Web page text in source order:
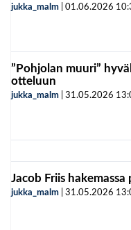
jukka_malm 01.06.2026
”Pohjolan muuri”
otteluun
jukka_malm 31.05.2026
Jacob Friis
jukka_malm 31.05.2026